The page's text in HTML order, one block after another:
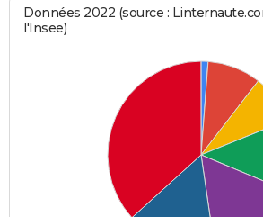
Données 2022 (source :
l'Insee)